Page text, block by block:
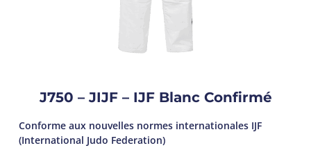
J750 – JIJF – IJF Blanc Confirmé
Conforme aux nouvelles normes internationales IJF
(International Judo Federation)